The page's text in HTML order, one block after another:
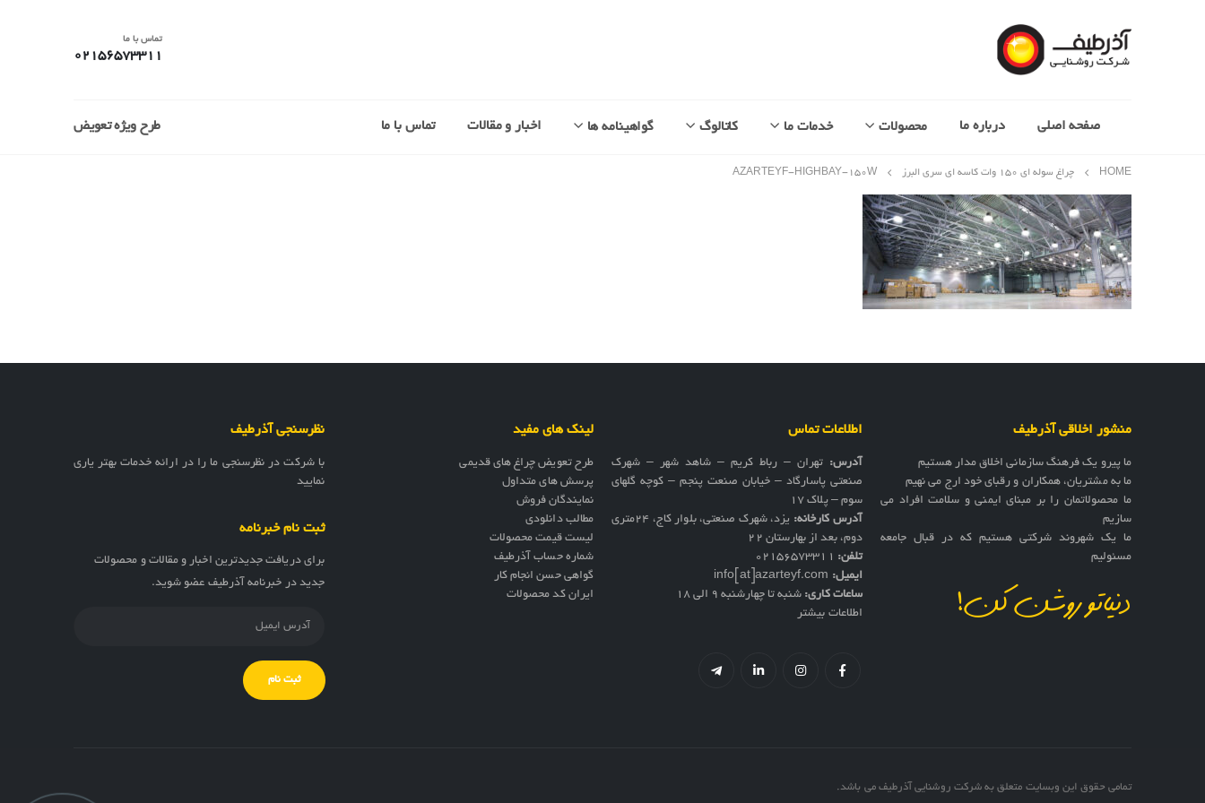
تماس با ما
02156573311
صفحه اصلی درباره ما محصولات خدمات ما کاتالوگ گواهینامه ها اخبار و مقالات تماس با ما طرح ویژه تعویض
HOME چراغ سوله‌ ای 150 وات کاسه ای سری البرز AZARTEYF-HIGHBAY-۱۵۰W
منشور اخلاقی آذرطیف
ما پیرو یک فرهنگ سازمانی اخلاق مدار هستیم
ما به مشتریان، همکاران و رقبای خود ارج می نهیم
ما محصولاتمان را بر مبنای ایمنی و سلامت افراد می
سازیم
ما یک شهروند شرکتی هستیم که در قبال جامعه
مسئولیم
دنیاتو روشن کن!
اطلاعات تماس
آدرس: تهران – رباط کریم – شاهد شهر – شهرک
صنعتی پاسارگاد – خیابان صنعت پنجم – کوچه گلهای
سوم – پلاک 17
آدرس کارخانه:
یزد، شهرک صنعتی، بلوار کاج، ۲۴متری
دوم، بعد از بهارستان ۲۲
تلفن: 02156573311
ایمیل: info[at]azarteyf.com
ساعات کاری: شنبه تا چهارشنبه 9 الی 18
اطلاعات بیشتر
لینک های مفید
طرح تعویض چراغ های قدیمی
پرسش های متداول
نمایندگان فروش
مطالب دانلودی
لیست قیمت محصولات
شماره حساب آذرطیف
گواهی حسن انجام کار
ایران کد محصولات
نظرسنجی آذرطیف
با شرکت در نظرسنجی ما را در ارائه خدمات بهتر یاری
نمایید
ثبت نام خبرنامه
برای دریافت جدیدترین اخبار و مقالات و محصولات
جدید در خبرنامه آذرطیف عضو شوید.
تمامی حقوق این وبسایت متعلق به شرکت روشنایی آذرطیف می باشد.